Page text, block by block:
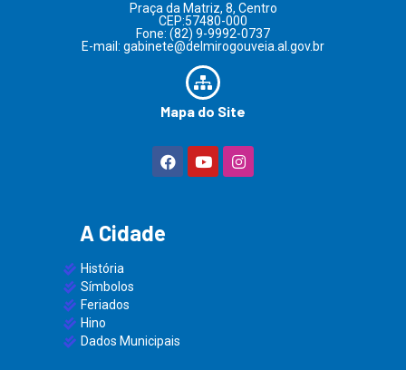
Praça da Matriz, 8, Centro
CEP:57480-000
Fone: (82) 9-9992-0737
E-mail: gabinete@delmirogouveia.al.gov.br
Mapa do Site
A Cidade
História
Símbolos
Feriados
Hino
Dados Municipais